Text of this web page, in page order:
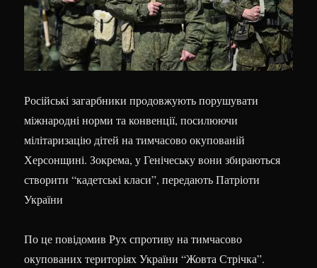
Російські загарбники продовжують порушувати
міжнародні норми та конвенції, посилюючи
мілітаризацію дітей на тимчасово окупованій
Херсонщині. Зокрема, у Генічеську вони збираються
створити “кадетські класи”, передають Патріоти
України
По це повідомив Рух спротиву на тимчасово
окупованих територіях України “Жовта Стрічка”.